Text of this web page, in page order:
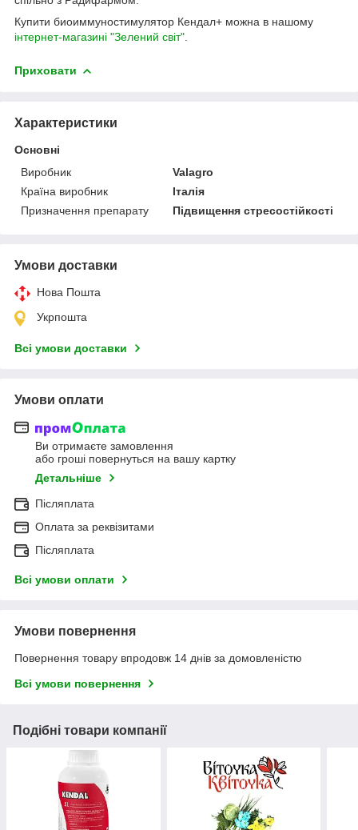
Купити биоиммуностимулятор Кендал+ можна в нашому
інтернет-магазині "Зелений світ"
Приховати
Характеристики
Основні
Виробник
Valagro
Країна виробник
Італія
Призначення препарату
Підвищення стресостійкості
Умови доставки
Нова Пошта
Укрпошта
Всі умови доставки
Умови оплати
Ви отримаєте замовлення
або гроші повернуться на вашу картку
Детальніше
Післяплата
Оплата за реквізитами
Післяплата
Всі умови оплати
Умови повернення
Повернення товару впродовж 14 днів за домовленістю
Всі умови повернення
Подібні товари компанії